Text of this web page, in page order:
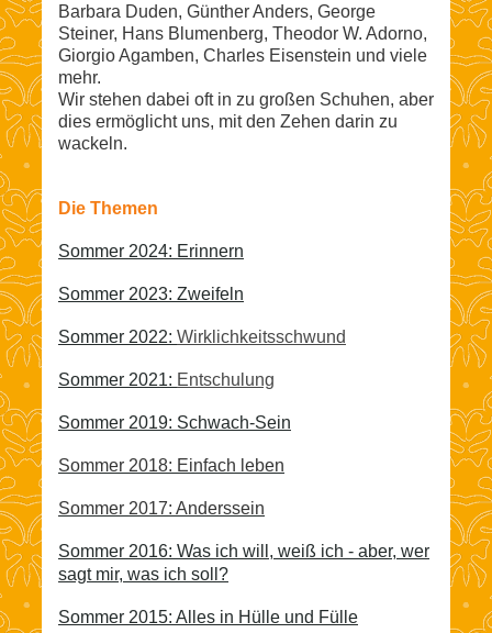
Barbara Duden, Günther Anders, George
Steiner, Hans Blumenberg, Theodor W. Adorno,
Giorgio Agamben, Charles Eisenstein und viele
mehr.
Wir stehen dabei oft in zu großen Schuhen, aber
dies ermöglicht uns, mit den Zehen darin zu
wackeln.
Die Themen
Sommer 2024: Erinnern
Sommer 2023: Zweifeln
Sommer 2022: Wirklichkeitsschwund
Sommer 2021: Entschulung
Sommer 2019: Schwach-Sein
Sommer 2018: Einfach leben
Sommer 2017: Anderssein
Sommer 2016: Was ich will, weiß ich - aber, wer
sagt mir, was ich soll?
Sommer 2015: Alles in Hülle und Fülle